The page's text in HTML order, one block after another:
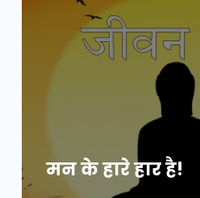
मन के हारे हार है!